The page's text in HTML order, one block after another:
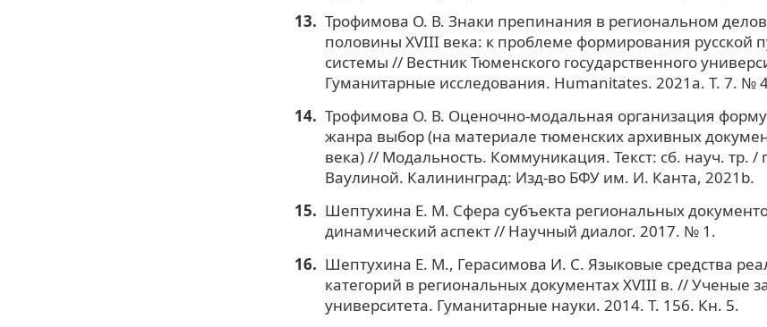
Трофимова О. В. Знаки препинания в региональном
половины XVIII века: к проблеме формирования русской
системы // Вестник Тюменского государственного
Гуманитарные исследования. Humanitates. 2021a. Т. 7. №
Трофимова О. В. Оценочно-модальная организация
жанра выбор (на материале тюменских архивных
века) // Модальность. Коммуникация. Текст: сб. науч. тр. /
Ваулиной. Калининград: Изд-во БФУ им. И. Канта, 2021b.
Шептухина Е. М. Сфера субъекта региональных
динамический аспект // Научный диалог. 2017. № 1.
Шептухина Е. М., Герасимова И. С. Языковые средства
категорий в региональных документах XVIII в. // Ученые
университета. Гуманитарные науки. 2014. Т. 156. Кн. 5.